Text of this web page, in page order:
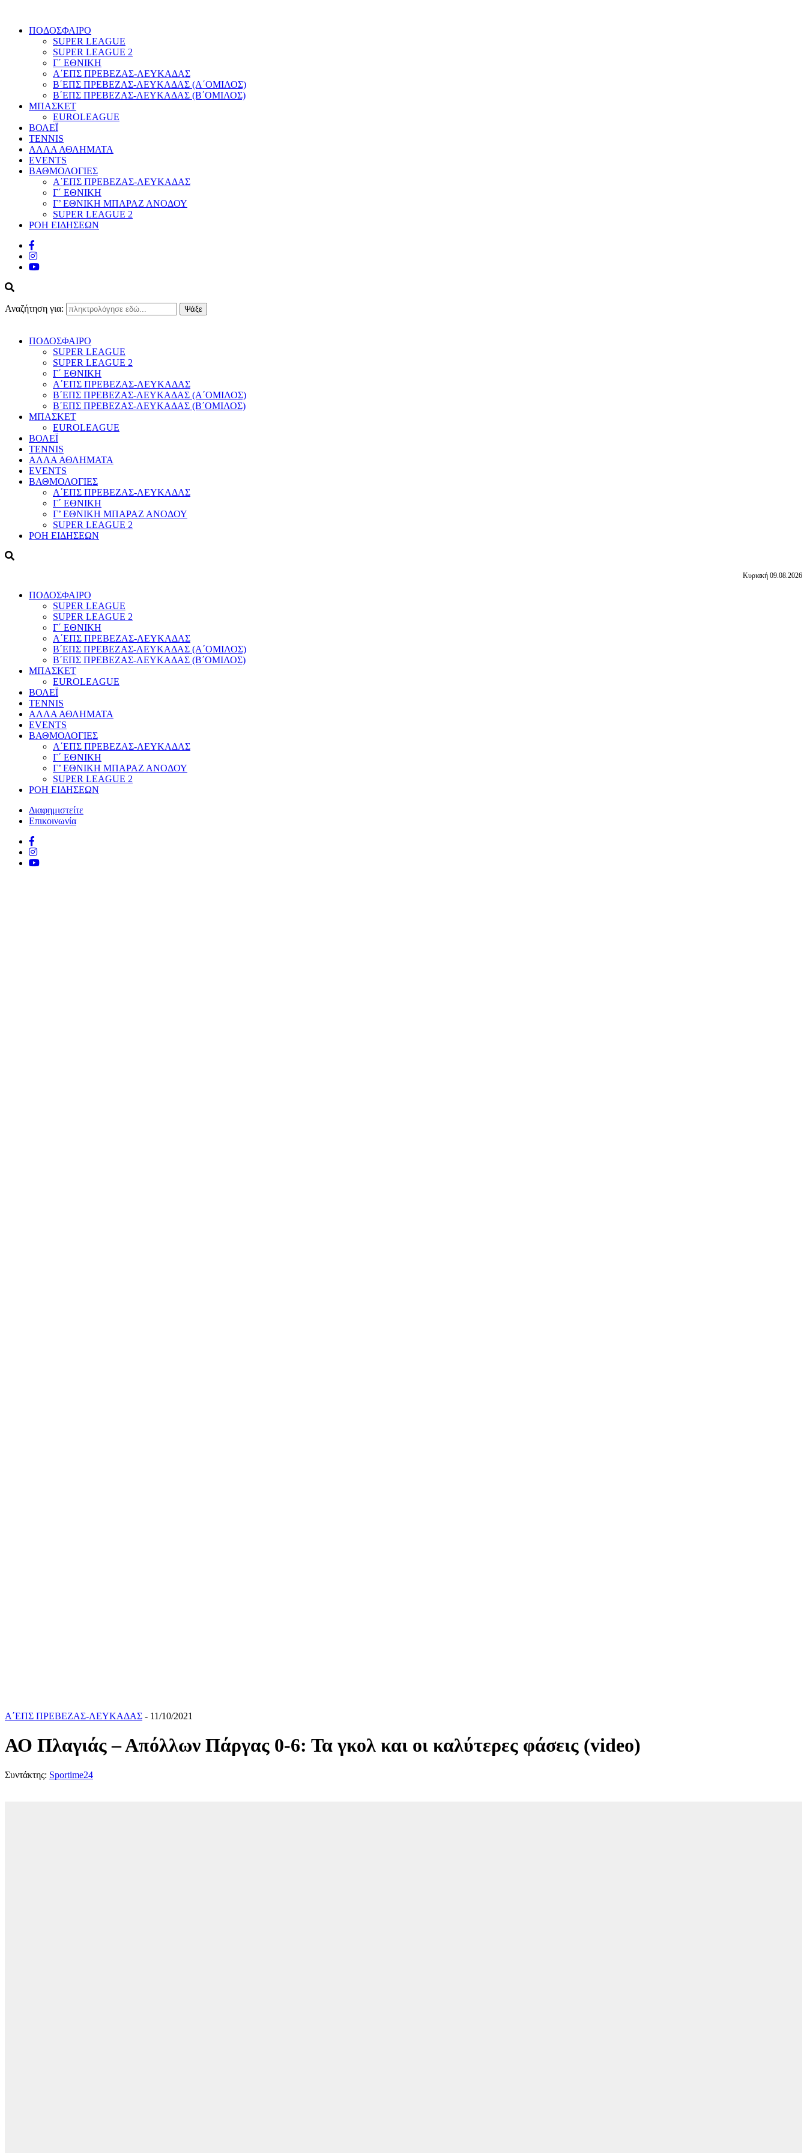
ΠΟΔΟΣΦΑΙΡΟ
SUPER LEAGUE
SUPER LEAGUE 2
Γ΄ ΕΘΝΙΚΗ
Α΄ΕΠΣ ΠΡΕΒΕΖΑΣ-ΛΕΥΚΑΔΑΣ
Β΄ΕΠΣ ΠΡΕΒΕΖΑΣ-ΛΕΥΚΑΔΑΣ (Α΄ΟΜΙΛΟΣ)
Β΄ΕΠΣ ΠΡΕΒΕΖΑΣ-ΛΕΥΚΑΔΑΣ (Β΄ΟΜΙΛΟΣ)
ΜΠΑΣΚΕΤ
EUROLEAGUE
ΒΟΛΕΪ
TENNIS
ΑΛΛΑ ΑΘΛΗΜΑΤΑ
EVENTS
ΒΑΘΜΟΛΟΓΙΕΣ
Α΄ΕΠΣ ΠΡΕΒΕΖΑΣ-ΛΕΥΚΑΔΑΣ
Γ΄ ΕΘΝΙΚΗ
Γ’ ΕΘΝΙΚΗ ΜΠΑΡΑΖ ΑΝΟΔΟΥ
SUPER LEAGUE 2
ΡΟΗ ΕΙΔΗΣΕΩΝ
Αναζήτηση για:
ΠΟΔΟΣΦΑΙΡΟ
SUPER LEAGUE
SUPER LEAGUE 2
Γ΄ ΕΘΝΙΚΗ
Α΄ΕΠΣ ΠΡΕΒΕΖΑΣ-ΛΕΥΚΑΔΑΣ
Β΄ΕΠΣ ΠΡΕΒΕΖΑΣ-ΛΕΥΚΑΔΑΣ (Α΄ΟΜΙΛΟΣ)
Β΄ΕΠΣ ΠΡΕΒΕΖΑΣ-ΛΕΥΚΑΔΑΣ (Β΄ΟΜΙΛΟΣ)
ΜΠΑΣΚΕΤ
EUROLEAGUE
ΒΟΛΕΪ
TENNIS
ΑΛΛΑ ΑΘΛΗΜΑΤΑ
EVENTS
ΒΑΘΜΟΛΟΓΙΕΣ
Α΄ΕΠΣ ΠΡΕΒΕΖΑΣ-ΛΕΥΚΑΔΑΣ
Γ΄ ΕΘΝΙΚΗ
Γ’ ΕΘΝΙΚΗ ΜΠΑΡΑΖ ΑΝΟΔΟΥ
SUPER LEAGUE 2
ΡΟΗ ΕΙΔΗΣΕΩΝ
Κυριακή 09.08.2026
ΠΟΔΟΣΦΑΙΡΟ
SUPER LEAGUE
SUPER LEAGUE 2
Γ΄ ΕΘΝΙΚΗ
Α΄ΕΠΣ ΠΡΕΒΕΖΑΣ-ΛΕΥΚΑΔΑΣ
Β΄ΕΠΣ ΠΡΕΒΕΖΑΣ-ΛΕΥΚΑΔΑΣ (Α΄ΟΜΙΛΟΣ)
Β΄ΕΠΣ ΠΡΕΒΕΖΑΣ-ΛΕΥΚΑΔΑΣ (Β΄ΟΜΙΛΟΣ)
ΜΠΑΣΚΕΤ
EUROLEAGUE
ΒΟΛΕΪ
TENNIS
ΑΛΛΑ ΑΘΛΗΜΑΤΑ
EVENTS
ΒΑΘΜΟΛΟΓΙΕΣ
Α΄ΕΠΣ ΠΡΕΒΕΖΑΣ-ΛΕΥΚΑΔΑΣ
Γ΄ ΕΘΝΙΚΗ
Γ’ ΕΘΝΙΚΗ ΜΠΑΡΑΖ ΑΝΟΔΟΥ
SUPER LEAGUE 2
ΡΟΗ ΕΙΔΗΣΕΩΝ
Διαφημιστείτε
Επικοινωνία
Α΄ΕΠΣ ΠΡΕΒΕΖΑΣ-ΛΕΥΚΑΔΑΣ - 11/10/2021
ΑΟ Πλαγιάς – Απόλλων Πάργας 0-6: Τα γκολ και οι καλύτερες φάσεις (video)
Συντάκτης: Sportime24